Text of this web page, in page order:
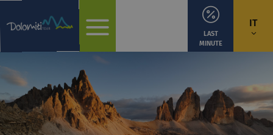
IT
LAST
MINUTE